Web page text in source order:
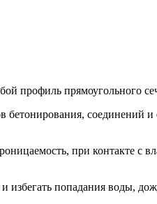
профиль прямоугольного
бетонирования,
при контакте с
избегать попадания воды,